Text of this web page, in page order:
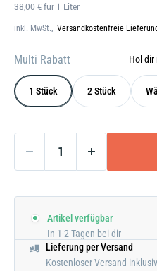
38,00 € für 1 Liter
inkl. MwSt., Versandkostenfreie
Multi Rabatt Hol dir
1 Stück 2 Stück
Artikel verfügbar
In 1-2 Tagen bei dir
Lieferung per Versand
Kostenloser Versand